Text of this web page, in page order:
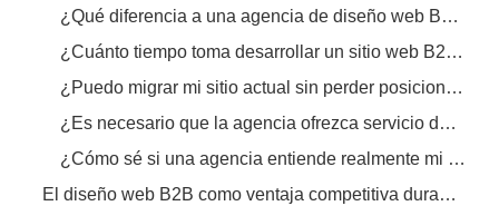
¿Qué diferencia a una agencia de diseño web B2B de una agencia de diseño tradicional?
¿Cuánto tiempo toma desarrollar un sitio web B2B desde cero?
¿Puedo migrar mi sitio actual sin perder posicionamiento SEO?
¿Es necesario que la agencia ofrezca servicio de mantenimiento posterior?
¿Cómo sé si una agencia entiende realmente mi sector?
El diseño web B2B como ventaja competitiva duradera